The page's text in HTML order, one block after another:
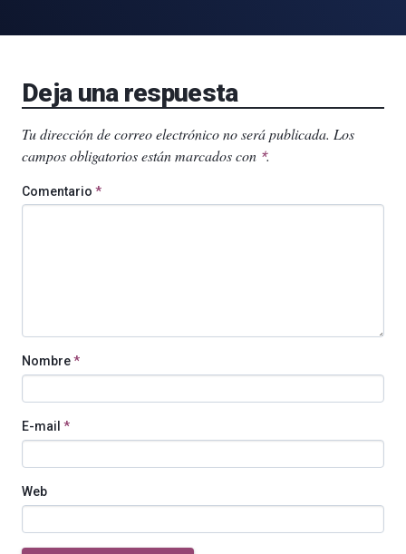
Deja una respuesta
Tu dirección de correo electrónico no será publicada. Los
campos obligatorios están marcados con *.
Comentario *
Nombre*
E-mail *
Web